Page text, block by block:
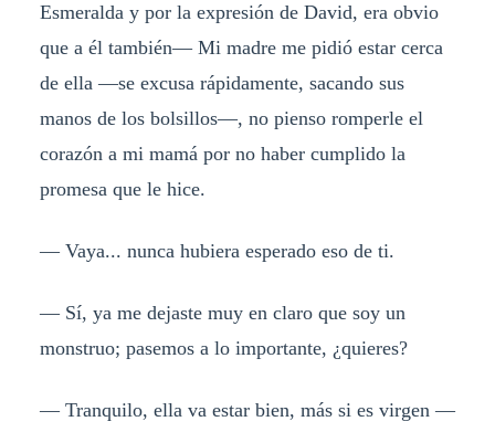
Esmeralda y por la expresión de David, era obvio
que a él también— Mi madre me pidió estar cerca
de ella —se excusa rápidamente, sacando sus
manos de los bolsillos—, no pienso romperle el
corazón a mi mamá por no haber cumplido la
promesa que le hice.
— Vaya... nunca hubiera esperado eso de ti.
— Sí, ya me dejaste muy en claro que soy un
monstruo; pasemos a lo importante, ¿quieres?
— Tranquilo, ella va estar bien, más si es virgen —